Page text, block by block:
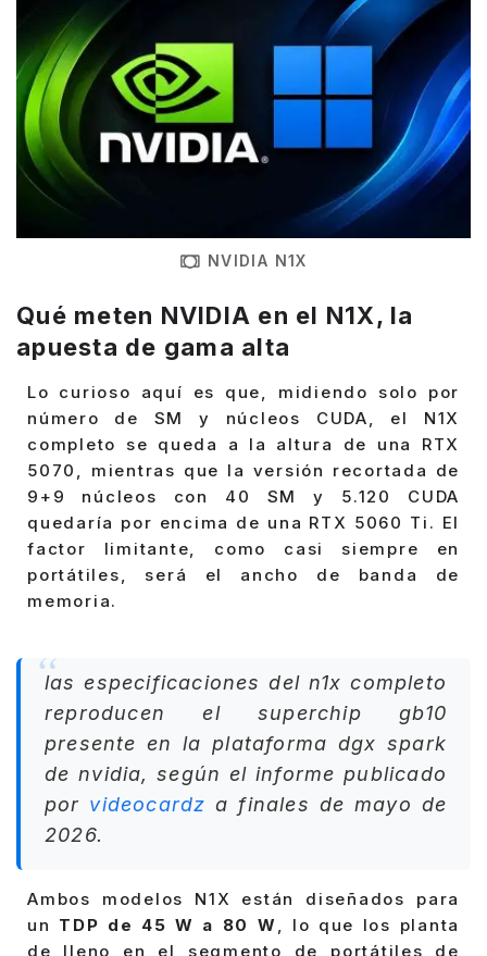
NVIDIA N1X
Qué meten NVIDIA en el N1X, la
apuesta de gama alta
Lo curioso aquí es que, midiendo solo por
número de SM y núcleos CUDA, el N1X
completo se queda a la altura de una RTX
5070, mientras que la versión recortada de
9+9 núcleos con 40 SM y 5.120 CUDA
quedaría por encima de una RTX 5060 Ti. El
factor limitante, como casi siempre en
portátiles, será el ancho de banda de
memoria.
las especificaciones del n1x completo
reproducen el superchip gb10
presente en la plataforma dgx spark
de nvidia, según el informe publicado
por videocardz a finales de mayo de
2026.
Ambos modelos N1X están diseñados para
un TDP de 45 W a 80 W , lo que los planta
de lleno en el segmento de portátiles de